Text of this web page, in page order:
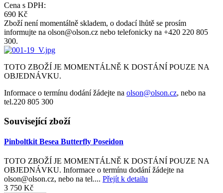
Cena s DPH:
690 Kč
Zboží není momentálně skladem, o dodací lhůtě se prosím
informujte na olson@olson.cz nebo telefonicky na +420 220 805
300.
TOTO ZBOŽÍ JE MOMENTÁLNĚ K DOSTÁNÍ POUZE NA
OBJEDNÁVKU.
Informace o termínu dodání žádejte na olson@olson.cz, nebo na
tel.220 805 300
Související zboží
Pinboltkit Besea Butterfly Poseidon
TOTO ZBOŽÍ JE MOMENTÁLNĚ K DOSTÁNÍ POUZE NA
OBJEDNÁVKU. Informace o termínu dodání žádejte na
olson@olson.cz, nebo na tel.... Přejít k detailu
3 750 Kč